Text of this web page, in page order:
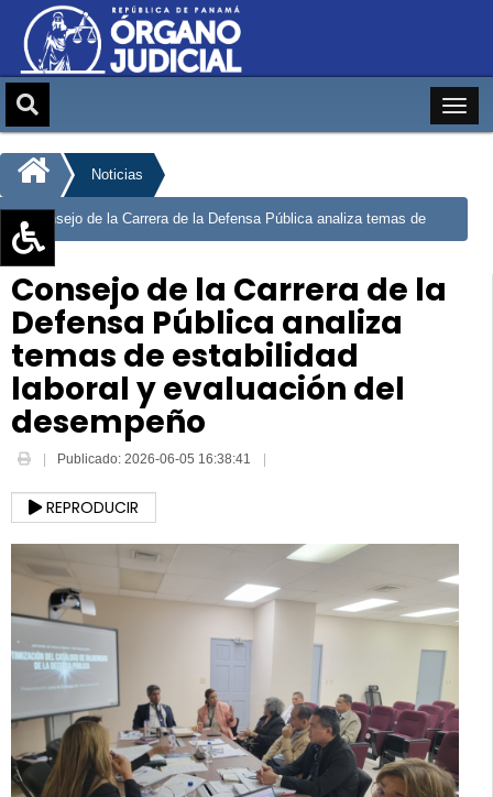
Aumentar texto (+)
Reducir texto (-)
Restablecer texto
Escala de Brillo
Escala de grises
Noticias
Consejo de la Carrera de la Defensa Pública analiza temas de
Consejo de la Carrera de la
Defensa Pública analiza
temas de estabilidad
laboral y evaluación del
desempeño
Publicado: 2026-06-05 16:38:41
REPRODUCIR